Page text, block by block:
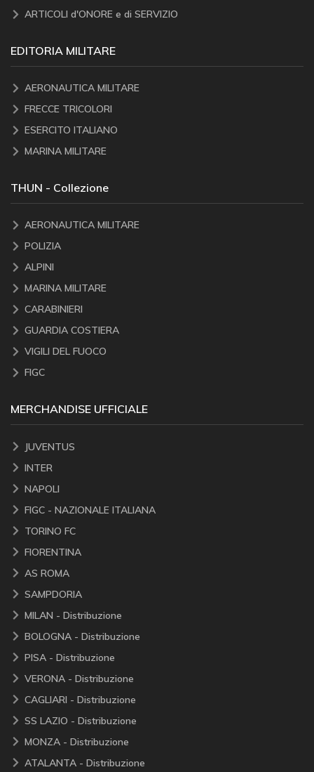
ARTICOLI d'ONORE e di SERVIZIO
EDITORIA MILITARE
AERONAUTICA MILITARE
FRECCE TRICOLORI
ESERCITO ITALIANO
MARINA MILITARE
THUN - Collezione
AERONAUTICA MILITARE
POLIZIA
ALPINI
MARINA MILITARE
CARABINIERI
GUARDIA COSTIERA
VIGILI DEL FUOCO
FIGC
MERCHANDISE UFFICIALE
JUVENTUS
INTER
NAPOLI
FIGC - NAZIONALE ITALIANA
TORINO FC
FIORENTINA
AS ROMA
SAMPDORIA
MILAN - Distribuzione
BOLOGNA - Distribuzione
PISA - Distribuzione
VERONA - Distribuzione
CAGLIARI - Distribuzione
SS LAZIO - Distribuzione
MONZA - Distribuzione
ATALANTA - Distribuzione